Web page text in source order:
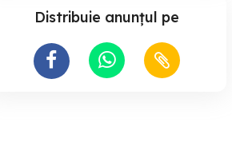
Distribuie anunțul pe